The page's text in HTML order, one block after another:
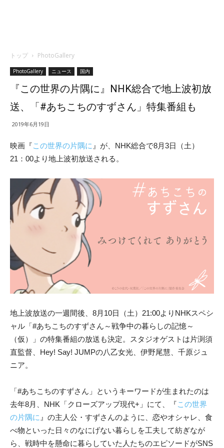
トップ PhotoGallery
PhotoGallery ニュース 国内
『この世界の片隅に』NHK総合で地上波初放
送、「#あちこちのすずさん」特集番組も
2019年6月19日
映画『この世界の片隅に 』が、NHK総合で8月3日（土）
21：00より地上波初放送される。
地上波放送の一週間後、8月10日（土）21:00よりNHKスペシ
ャル「#あちこちのすずさん～戦争中の暮らしの記憶～
（仮）」 の特集番組の放送も決定。スタジオゲストは片渕須
直監督、Hey! Say! JUMPの八乙女光、伊野尾慧、千原ジュ
ニア。
「#あちこちのすずさ ん」というキーワードが生まれたのは
去年8月、NHK「クローズアップ現代+」 にて、『この世界
の片隅に 』 の主人公・ すずさんのよう に
、恋やオシャレ、食
べ物といった日々のなにげない暮らしを工夫して紡ぎなが
ら、戦時中を懸命に暮らしていた人たちのエピソードがSNS